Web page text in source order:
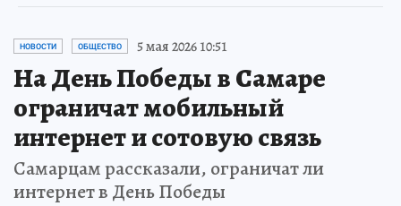
НОВОСТИ ОБЩЕСТВО 5 мая 2026 10:51
На День Победы в Самаре
ограничат мобильный
интернет и сотовую связь
Самарцам рассказали, ограничат ли
интернет в День Победы